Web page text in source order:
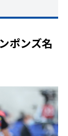
ポンズ名